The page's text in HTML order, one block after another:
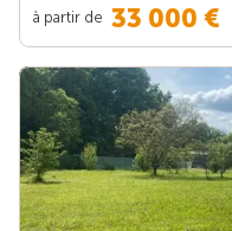
à partir de 33 000 €